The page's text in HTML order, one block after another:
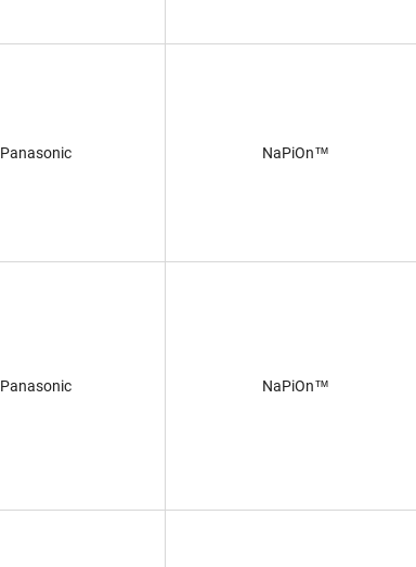
Panasonic NaPiOn™
Panasonic NaPiOn™